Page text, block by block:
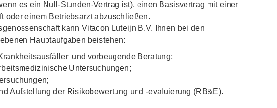
es ein Null-Stunden-Vertrag ist), einen Basisvertrag mit einer
oder einem Betriebsarzt abzuschließen.
kann Vitacon Luteijn B.V. Ihnen bei den
Hauptaufgaben beistehen:
und vorbeugende Beratung;
Untersuchungen;
Aufstellung der Risikobewertung und -evaluierung (RB&E).